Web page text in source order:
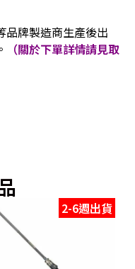
牌製造商生產後出
（關於下單詳情請見取
2-6週出貨